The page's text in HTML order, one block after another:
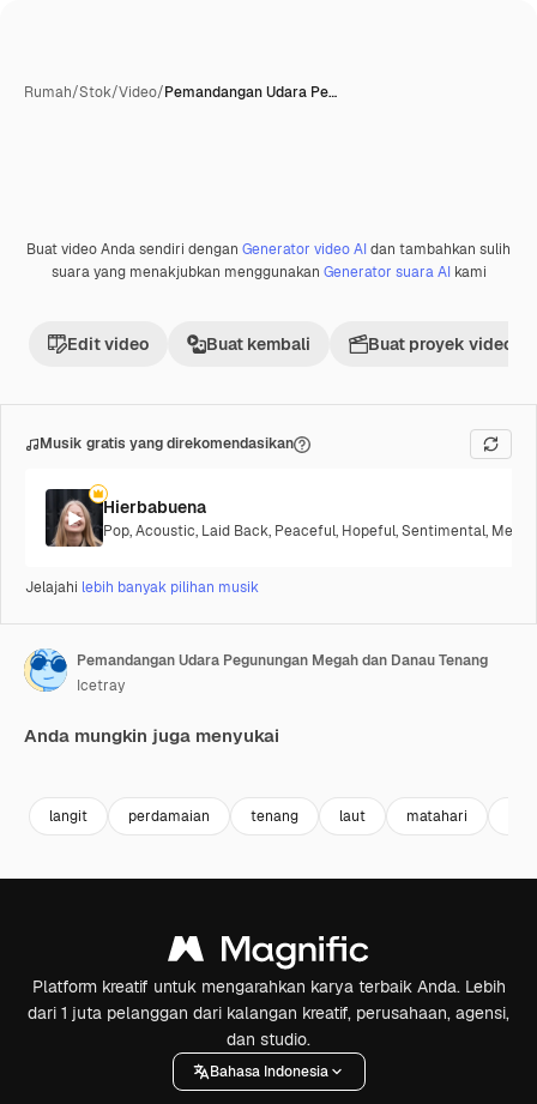
Rumah/Stok/Video/Pemandangan Udara Pe…
Premium
Buat video Anda sendiri dengan Generator video AIdan tambahkan sulih
suara yang menakjubkan menggunakan Generator suara AIkami
Edit video Buat kembali Buat proyek video
Musik gratis yang direkomendasikan
Hierbabuena
Pop,Acoustic, Laid Back, Peaceful, Hopeful,Sentimental,
Jelajahi lebih banyak pilihan musik
Pemandangan Udara Pegunungan Megah dan Danau Tenang
Icetray
Anda mungkin juga menyukai
langit perdamaian tenang laut matahari
Platform kreatif untuk mengarahkan karya terbaik Anda. Lebih
dari 1 juta pelanggan dari kalangan kreatif, perusahaan, agensi,
dan studio.
Bahasa Indonesia